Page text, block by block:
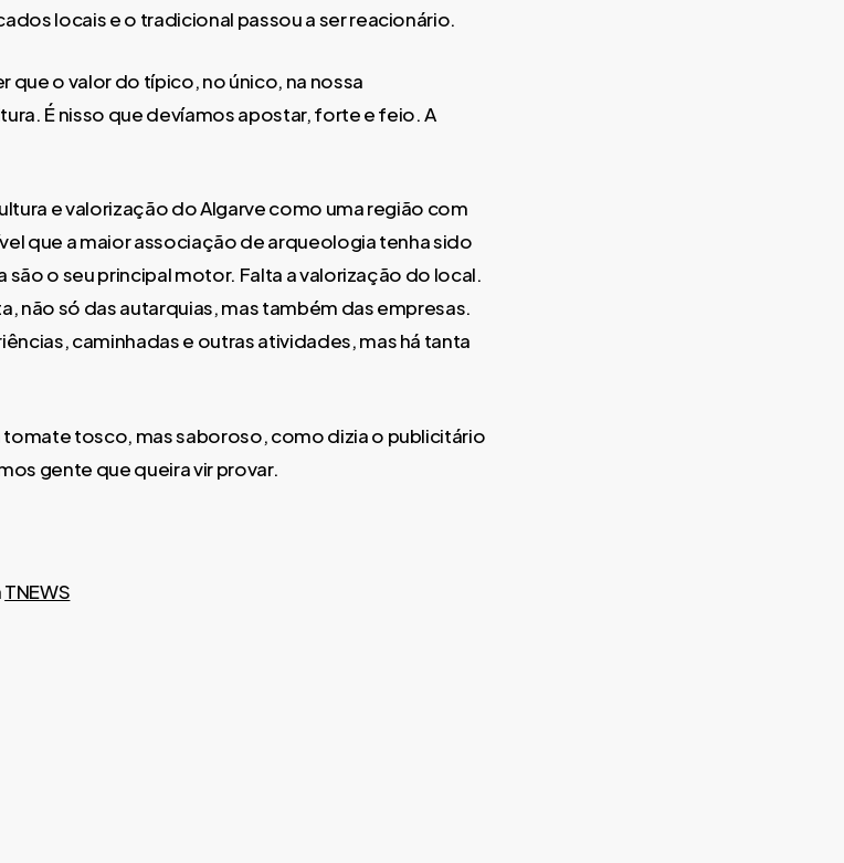
locais e o tradicional passou a ser reacionário.
o valor do típico, no único, na nossa
É nisso que devíamos apostar, forte e feio. A
e valorização do Algarve como uma região com
que a maior associação de arqueologia tenha sido
o seu principal motor. Falta a valorização do local.
não só das autarquias, mas também das empresas.
caminhadas e outras atividades, mas há tanta
tosco, mas saboroso, como dizia o publicitário
gente que queira vir provar.
TNEWS